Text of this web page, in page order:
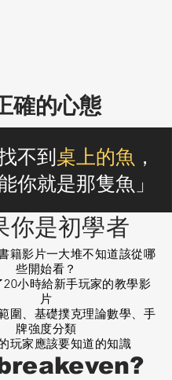
確的心態
不到桌上的魚 ，
你就是那隻魚」
你是初學者
籍影片一大堆不知道該從哪
些開始看？
20小時給新手玩家的教學影
片
圍、基礎撲克理論數學、手
牌強度分類
玩家應該要知道的知識